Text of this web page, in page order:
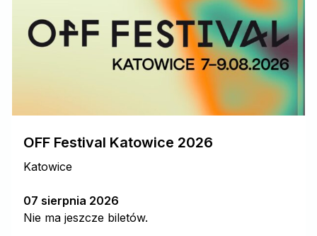
OFF Festival Katowice 2026
Katowice
07 sierpnia 2026
Nie ma jeszcze biletów.